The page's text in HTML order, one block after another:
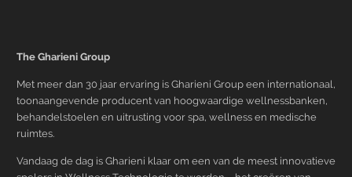
The Gharieni Group
Met meer dan 30 jaar ervaring is Gharieni Group een internationaal,
toonaangevende producent van hoogwaardige wellnessbanken,
behandelstoelen en uitrusting voor spa, wellness en medische
ruimtes.
Vandaag de dag is Gharieni klaar om een van de meest innovatieve